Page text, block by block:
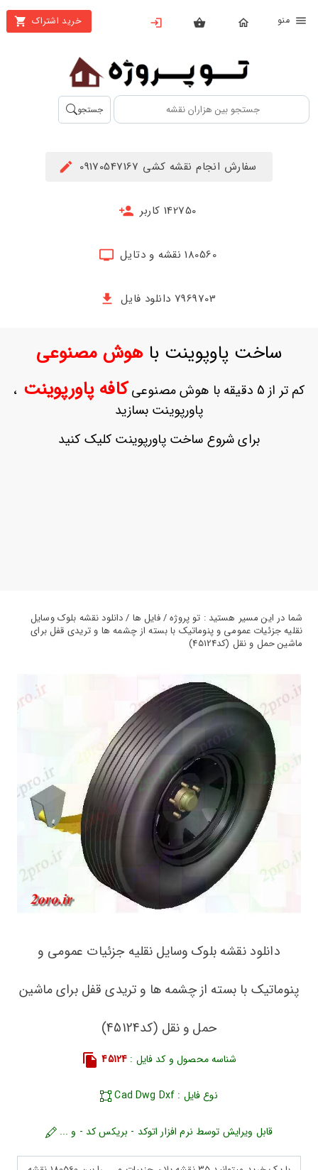
خرید اشتراک
بستن
محصولات
تهیه
اشتراک
حساب
ثبت
بازیابی
جستجو
سفارش انجام نقشه کشی 09170547167
142750 کاربر
180560 نقشه و دتایل
7969703 دانلود فایل
ساخت پاوپوینت باهوش مصنوعی
کم تر از 5 دقیقه با هوش مصنوعی کافه پاورپوینت ،
پاورپوینت بسازید
برای شروع ساخت پاورپوینت کلیک کنید
شما در این مسیر هستید : تو پروژه / فایل ها / دانلود نقشه بلوک وسایل
نقلیه جزئیات عمومی و پنوماتیک با بسته از چشمه ها و تریدی قفل برای
ماشین حمل و نقل (کد45124)
دانلود نقشه بلوک وسایل نقلیه جزئیات عمومی و
پنوماتیک با بسته از چشمه ها و تریدی قفل برای ماشین
حمل و نقل (کد45124)
شناسه محصول و کد فایل : 45124
نوع فایل : Cad Dwg Dxf
قابل ویرایش توسط نرم افزار اتوکد - بریکس کد - و ...